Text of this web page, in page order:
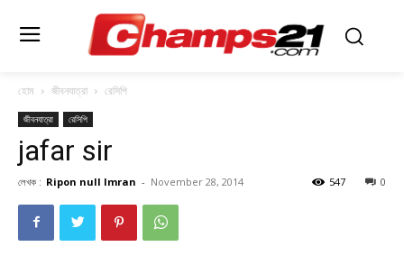
হোম জীবনযাত্রা রেসিপি
জীবনযাত্রা রেসিপি
jafar sir
লেখক : Ripon null Imran - November 28, 2014 0
547